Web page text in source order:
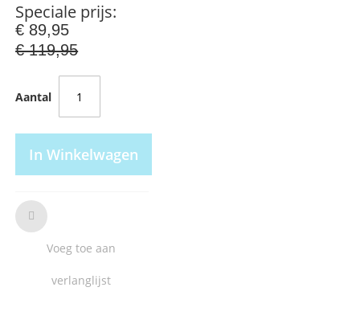
Speciale prijs
€ 89,95
€ 119,95
Aantal
In Winkelwagen
Voeg toe aan
verlanglijst